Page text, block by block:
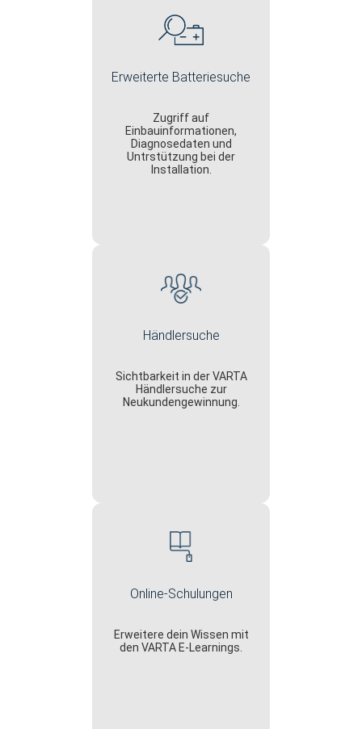
Erweiterte Batteriesuche
Zugriff auf
Einbauinformationen,
Diagnosedaten und
Untrstützung bei der
Installation.
Händlersuche
Sichtbarkeit in der VARTA
Händlersuche zur
Neukundengewinnung.
Online-Schulungen
Erweitere dein Wissen mit
den VARTA E-Learnings.